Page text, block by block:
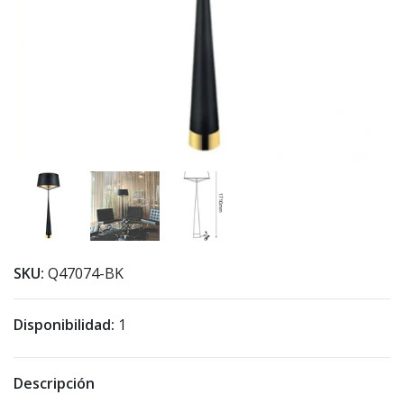
SKU: Q47074-BK
Disponibilidad: 1
Descripción